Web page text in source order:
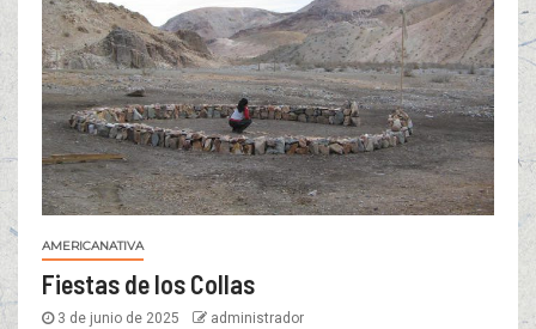
AMERICANATIVA
Fiestas de los Collas
3 de junio de 2025 administrador